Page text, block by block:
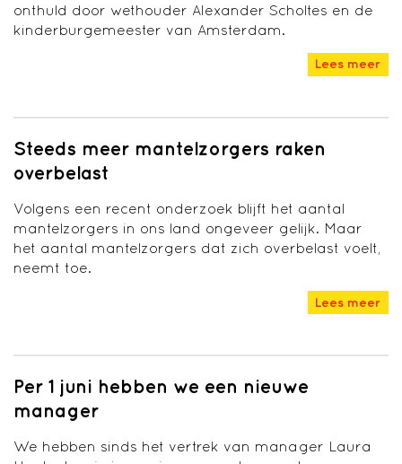
onthuld door wethouder Alexander Scholtes en de
kinderburgemeester van Amsterdam.
Lees meer
Steeds meer mantelzorgers raken
overbelast
Volgens een recent onderzoek blijft het aantal
mantelzorgers in ons land ongeveer gelijk. Maar
het aantal mantelzorgers dat zich overbelast voelt,
neemt toe.
Lees meer
Per 1 juni hebben we een nieuwe
manager
We hebben sinds het vertrek van manager Laura